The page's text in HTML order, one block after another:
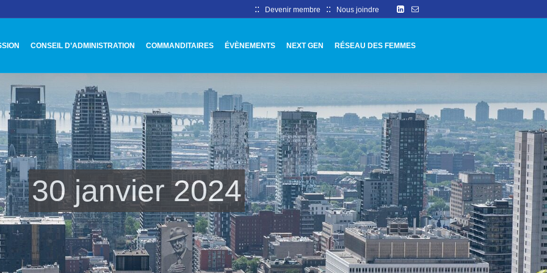
:: Devenir membre :: Nous joindre
CONSEIL D’ADMINISTRATION COMMANDITAIRES ÉVÈNEMENTS NEXT GEN RÉSEAU DES FEMMES
30 janvier 2024